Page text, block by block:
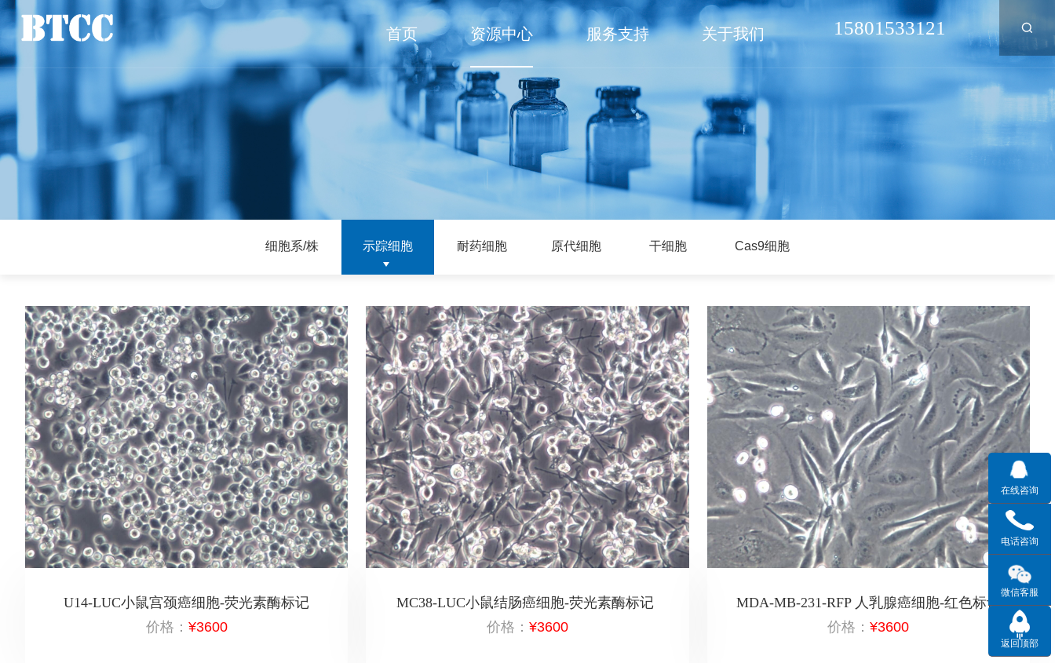
15801533121
首页 资源中心 服务支持 关于我们
细胞系/株 示踪细胞 耐药细胞 原代细胞 干细胞 Cas9细胞
U14-LUC小鼠宫颈癌细胞-荧光素酶标记
价格： ¥3600
MC38-LUC小鼠结肠癌细胞-荧光素酶标记
价格： ¥3600
MDA-MB-231-RFP 人乳腺癌细胞-红色标记
价格：¥3600
在线咨询
电话咨询
微信客服
返回顶部